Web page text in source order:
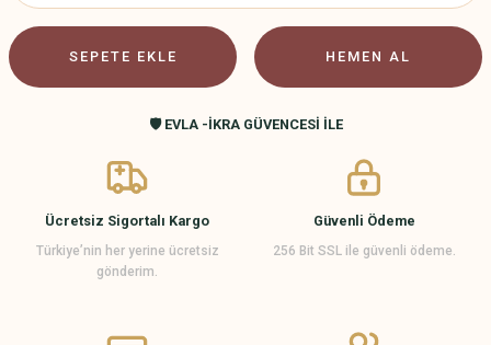
SEPETE EKLE HEMEN AL
🛡️ EVLA -İKRA GÜVENCESİ İLE
Ücretsiz Sigortalı Kargo
Türkiye’nin her yerine ücretsiz
gönderim.
Güvenli Ödeme
256 Bit SSL ile güvenli ödeme.